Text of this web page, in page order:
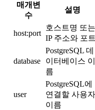
매개변
수
설명
host:port
호스트명 또는
IP 주소와 포트
database
PostgreSQL 데
이터베이스 이
름
user
PostgreSQL에
연결할 사용자
이름